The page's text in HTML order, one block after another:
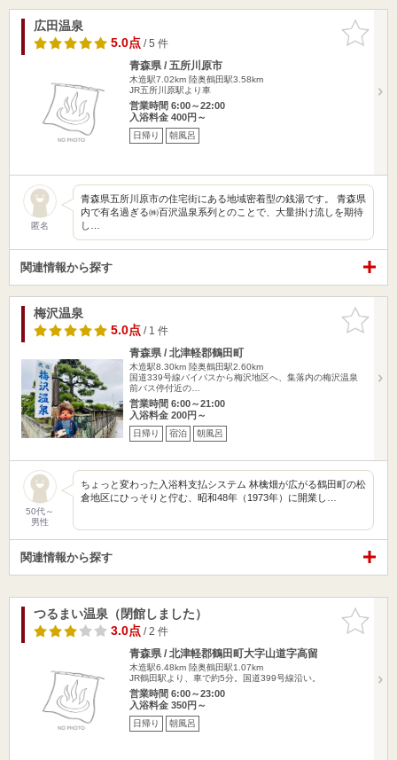
お気に入
りに追加
広田温泉
5.0点/ 5 件
青森県 / 五所川原市
木造駅7.02km 陸奥鶴田駅3.58km
JR五所川原駅より車
営業時間 6:00～22:00
入浴料金 400円～
日帰り 朝風呂
匿名
青森県五所川原市の住宅街にある地域密着型の銭湯です。 青森県
内で有名過ぎる㈱百沢温泉系列とのことで、大量掛け流しを期待
し…
関連情報から探す
お気に入
りに追加
梅沢温泉
5.0点/ 1 件
青森県 / 北津軽郡鶴田町
木造駅8.30km 陸奥鶴田駅2.60km
国道339号線バイパスから梅沢地区へ、集落内の梅沢温泉
前バス停付近の…
営業時間 6:00～21:00
入浴料金 200円～
日帰り 宿泊 朝風呂
50代～
男性
ちょっと変わった入浴料支払システム 林檎畑が広がる鶴田町の松
倉地区にひっそりと佇む、昭和48年（1973年）に開業し…
関連情報から探す
お気に入
りに追加
つるまい温泉（閉館しました）
3.0点/ 2 件
青森県 / 北津軽郡鶴田町大字山道字高留
木造駅6.48km 陸奥鶴田駅1.07km
JR鶴田駅より、車で約5分。国道399号線沿い。
営業時間 6:00～23:00
入浴料金 350円～
日帰り 朝風呂